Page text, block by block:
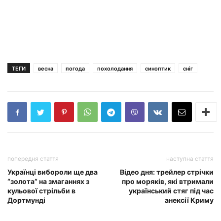
ТЕГИ весна погода похолодання синоптик сніг
попередня стаття
Українці вибороли ще два
“золота” на змаганнях з
кульової стрільби в
Дортмунді
наступна стаття
Відео дня: трейлер стрічки
про моряків, які втримали
український стяг під час
анексії Криму